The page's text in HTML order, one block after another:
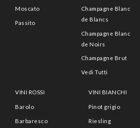
Moscato
Passito
Champagne Blanc
de Blancs
Champagne Blanc
de Noirs
Champagne Brut
Vedi Tutti
VINI ROSSI
Barolo
Barbaresco
VINI BIANCHI
Pinot grigio
Riesling